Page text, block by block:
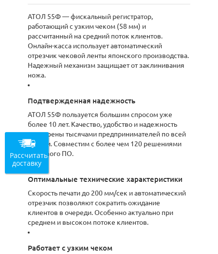
АТОЛ 55Ф — фискальный регистратор,
работающий с узким чеком (58 мм) и
рассчитанный на средний поток клиентов.
Онлайн-касса использует автоматический
отрезчик чековой ленты японского производства.
Надежный механизм защищает от заклинивания
ножа.
Подтвержденная надежность
АТОЛ 55Ф пользуется большим спросом уже
более 10 лет. Качество, удобство и надежность
проверены тысячами предпринимателей по всей
России. Совместим с более чем 120 решениями
кассового ПО.
Оптимальные технические характеристики
Скорость печати до 200 мм/сек и автоматический
отрезчик позволяют сократить ожидание
клиентов в очереди. Особенно актуально при
среднем и высоком потоке клиентов.
Работает с узким чеком
Рассчитать
доставку